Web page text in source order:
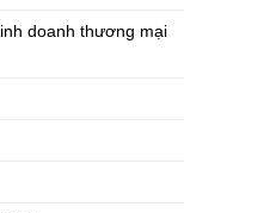
doanh thương mại